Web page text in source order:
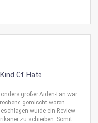
Of Hate
großer Aiden-Fan war
gemischt waren
wurde ein Review
zu schreiben. Somit